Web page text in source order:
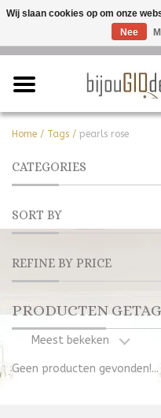
Home / Tags / pearls rose
CATEGORIES
SORT BY
REFINE BY PRICE
PRODUCTEN
Meest bekeken
Geen producten gevonden!...
Wij slaan cookies op om onze
Nee